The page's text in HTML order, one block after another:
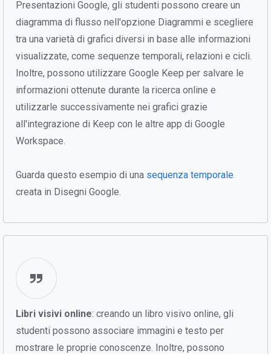
Presentazioni Google, gli studenti possono creare un
diagramma di flusso nell'opzione Diagrammi e scegliere
tra una varietà di grafici diversi in base alle informazioni
visualizzate, come sequenze temporali, relazioni e cicli.
Inoltre, possono utilizzare Google Keep per salvare le
informazioni ottenute durante la ricerca online e
utilizzarle successivamente nei grafici grazie
all'integrazione di Keep con le altre app di Google
Workspace.
Guarda questo esempio di una sequenza temporale
creata in Disegni Google.
Libri visivi online: creando un libro visivo online, gli
studenti possono associare immagini e testo per
mostrare le proprie conoscenze. Inoltre, possono